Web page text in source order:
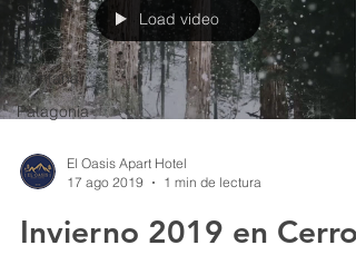
Ski
Promo
Montaña
Patagonia
Load video
El Oasis Apart Hotel
17 ago 2019
1 min de lectura
Invierno 2019 en Cerro